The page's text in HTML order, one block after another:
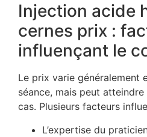
Injection acide
cernes prix :
influençant le
Le prix varie généralement
séance, mais peut
cas. Plusieurs facteurs
L’expertise du